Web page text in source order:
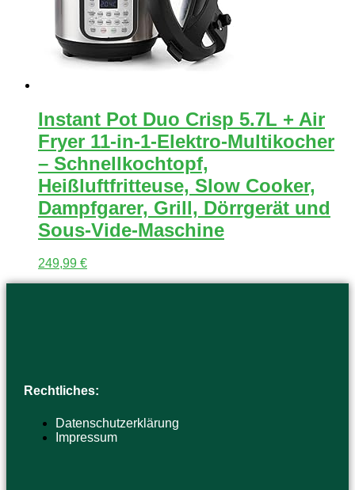
Instant Pot Duo Crisp 5.7L + Air
Fryer 11-in-1-Elektro-Multikocher
– Schnellkochtopf,
Heißluftfritteuse, Slow Cooker,
Dampfgarer, Grill, Dörrgerät und
Sous-Vide-Maschine
249,99 €
Rechtliches:
Datenschutzerklärung
Impressum